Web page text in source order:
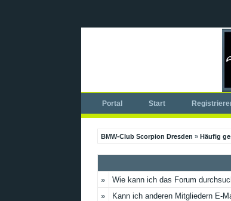
Portal Start
BMW-Club Scorpion Dresden » Häufig
»
Wie kann ich das Forum
»
Kann ich anderen Mitgliedern E-